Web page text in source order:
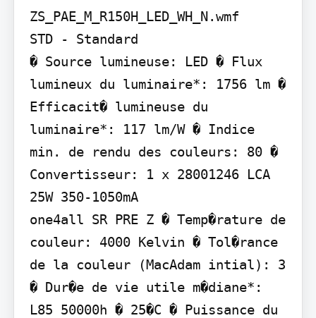
ZS_PAE_M_R150H_LED_WH_N.wmf
STD - Standard
� Source lumineuse: LED � Flux
lumineux du luminaire*: 1756 lm �
Efficacit� lumineuse du
luminaire*: 117 lm/W � Indice
min. de rendu des couleurs: 80 �
Convertisseur: 1 x 28001246 LCA
25W 350-1050mA
one4all SR PRE Z � Temp�rature de
couleur: 4000 Kelvin � Tol�rance
de la couleur (MacAdam intial): 3
� Dur�e de vie utile m�diane*:
L85 50000h � 25�C � Puissance du